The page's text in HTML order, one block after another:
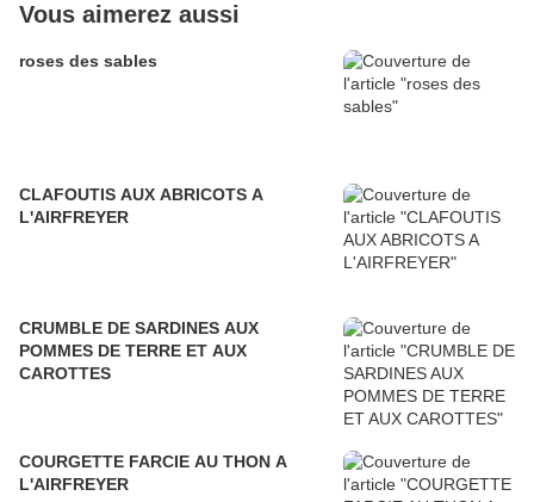
Vous aimerez aussi
roses des sables
CLAFOUTIS AUX ABRICOTS A
L'AIRFREYER
CRUMBLE DE SARDINES AUX
POMMES DE TERRE ET AUX
CAROTTES
COURGETTE FARCIE AU THON A
L'AIRFREYER